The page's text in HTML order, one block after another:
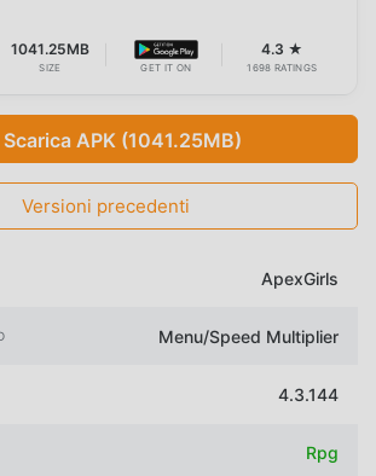
1041.25MB
SIZE GET IT ON
4.3 ★
1698 RATINGS
Scarica APK (1041.25MB)
Versioni precedenti
ApexGirls
Menu/Speed Multiplier
4.3.144
Rpg